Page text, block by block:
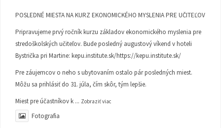
POSLEDNÉ MIESTA NA KURZ EKONOMICKÉHO MYSLENIA PRE UČITEĽOV
Pripravujeme prvý ročník kurzu základov ekonomického myslenia pre
stredoškolských učiteľov. Bude posledný augustový víkend v hoteli
Bystrička pri Martine: kepu.institute.sk/https://kepu.institute.sk/
Pre záujemcov o neho s ubytovaním ostalo pár posledných miest.
Môžu sa prihlásiť do 31. júla, čím skôr, tým lepšie.
Miest pre účastníkov k ... Zobraziť viac
Fotografia